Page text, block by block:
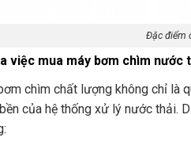
Đặc điểm
việc mua máy bơm chìm nước
chìm chất lượng không chỉ là
của hệ thống xử lý nước thải.